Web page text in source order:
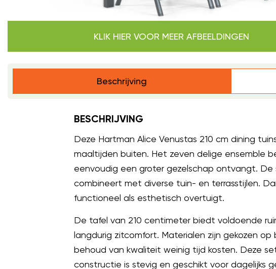
KLIK HIER VOOR MEER AFBEELDINGEN
Beschrijving
BESCHRIJVING
Deze Hartman Alice Venustas 210 cm dining
maaltijden buiten. Het zeven delige ensemble
eenvoudig een groter gezelschap ontvangt.
combineert met diverse tuin- en terrasstijlen.
functioneel als esthetisch overtuigt.
De tafel van 210 centimeter biedt voldoende
langdurig zitcomfort. Materialen zijn gekozen
behoud van kwaliteit weinig tijd kosten. Deze
constructie is stevig en geschikt voor dagelijks